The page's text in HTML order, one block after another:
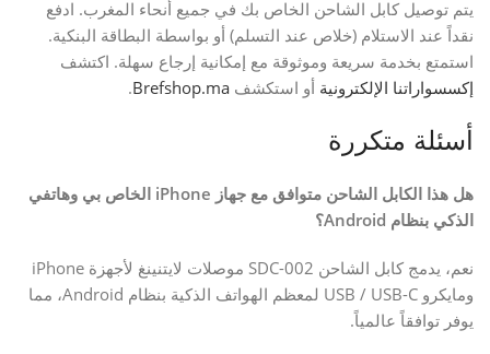
يتم توصيل كابل الشاحن الخاص بك في جميع أنحاء المغرب. ادفع
نقداً عند الاستلام (خلاص عند التسلم) أو بواسطة البطاقة البنكية.
استمتع بخدمة سريعة وموثوقة مع إمكانية إرجاع سهلة. اكتشف
إكسسواراتنا الإلكترونية أو استكشف Brefshop.ma
.
أسئلة متكررة
هل هذا الكابل الشاحن متوافق مع جهاز iPhone الخاص بي وهاتفي
الذكي بنظام Android؟
نعم، يدمج كابل الشاحن SDC-002 موصلات لايتنينغ لأجهزة iPhone
ومايكرو USB / USB-C لمعظم الهواتف الذكية بنظام Android، مما
يوفر توافقاً عالمياً.